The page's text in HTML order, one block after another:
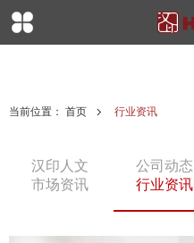
当前位置： 首页 行业资讯
汉印人文 公司动态
市场资讯
行业资讯